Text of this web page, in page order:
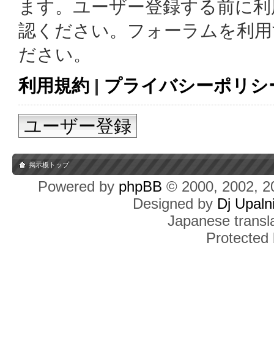
ます。ユーザー登録する前に
認ください。フォーラムを利
ださい。
利用規約 | プライバシーポリシ
ユーザー登録
掲示板トップ
Powered by phpBB © 2000, 2002,
Designed by Dj
Japanese